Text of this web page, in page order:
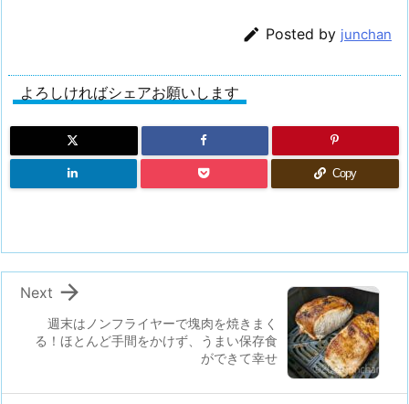
 Posted by junchan
よろしければシェアお願いします
Copy
週末はノンフライヤーで塊肉を焼きまく
る！ほとんど手間をかけず、うまい保存食
ができて幸せ

Next